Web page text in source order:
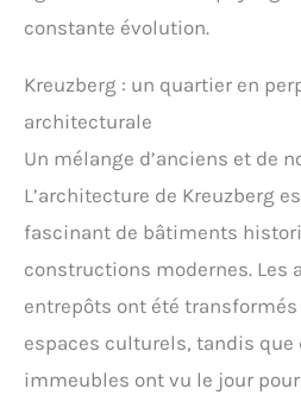
constante évolution.
Kreuzberg : un quartier en
architecturale
Un mélange d’anciens et de
L’architecture de Kreuzberg
fascinant de bâtiments
constructions modernes. Les
entrepôts ont été
espaces culturels, tandis que
immeubles ont vu le jour